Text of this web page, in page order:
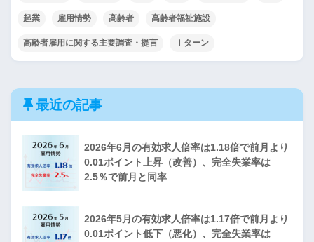
起業 雇用情勢 高齢者 高齢者福祉施設
高齢者雇用に関する主要調査・提言 Ｉターン
最近の記事
2026年6月の有効求人倍率は1.18倍で前月より
0.01ポイント上昇（改善）、完全失業率は
2.5％で前月と同率
2026年5月の有効求人倍率は1.17倍で前月より
0.01ポイント低下（悪化）、完全失業率は